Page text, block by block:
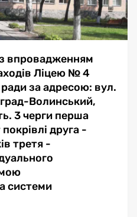
впровадженням
Ліцею № 4
ради за адресою: вул.
Волинський,
3 черги перша
друга -
третя -
системи